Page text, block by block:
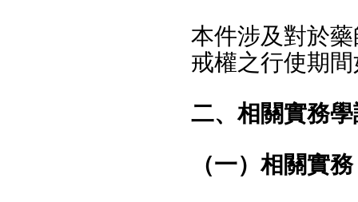
本件涉及對於
戒權之行使期
二、相關實務
（一）相關實務